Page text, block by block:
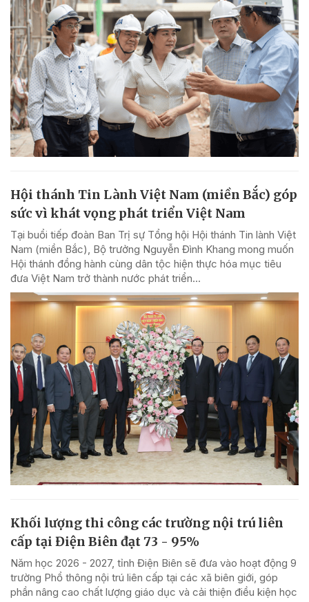
Hội thánh Tin Lành Việt Nam (miền Bắc) góp
sức vì khát vọng phát triển Việt Nam
Tại buổi tiếp đoàn Ban Trị sự Tổng hội Hội thánh Tin lành Việt
Nam (miền Bắc), Bộ trưởng Nguyễn Đình Khang mong muốn
Hội thánh đồng hành cùng dân tộc hiện thực hóa mục tiêu
đưa Việt Nam trở thành nước phát triển...
Khối lượng thi công các trường nội trú liên
cấp tại Điện Biên đạt 73 - 95%
Năm học 2026 - 2027, tỉnh Điện Biên sẽ đưa vào hoạt động 9
trường Phổ thông nội trú liên cấp tại các xã biên giới, góp
phần nâng cao chất lượng giáo dục và cải thiện điều kiện học